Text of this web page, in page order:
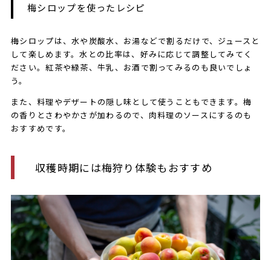
梅シロップを使ったレシピ
梅シロップは、水や炭酸水、お湯などで割るだけで、ジュースと
して楽しめます。水との比率は、好みに応じて調整してみてく
ださい。紅茶や緑茶、牛乳、お酒で割ってみるのも良いでしょ
う。
また、料理やデザートの隠し味として使うこともできます。梅
の香りとさわやかさが加わるので、肉料理のソースにするのも
おすすめです。
収穫時期には梅狩り体験もおすすめ